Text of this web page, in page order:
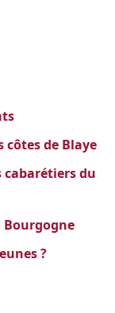
côtes de Blaye
cabarétiers du
Bourgogne
?